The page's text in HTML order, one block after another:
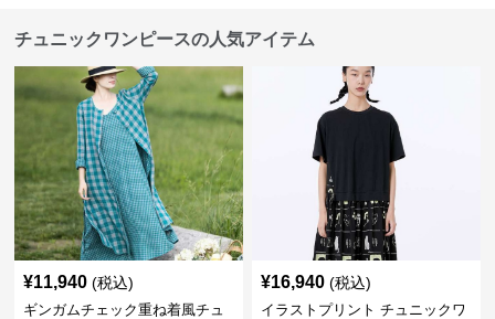
チュニックワンピースの人気アイテム
¥11,940 (税込)
ギンガムチェック重ね着風チュ
¥16,940 (税込)
イラストプリント チュニックワ